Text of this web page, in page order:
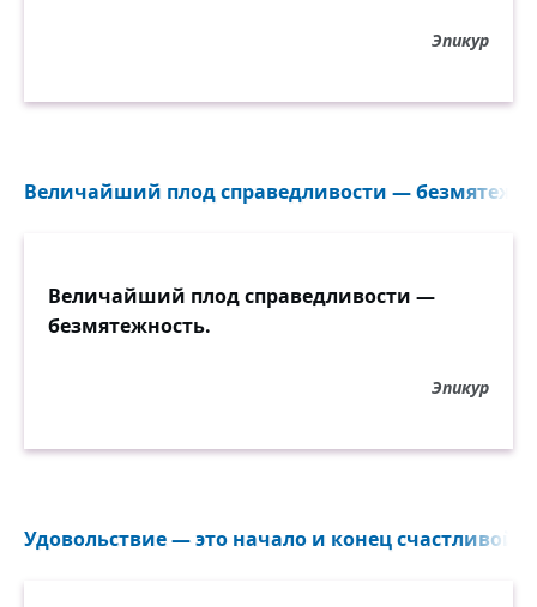
Эпикур
Величайший плод справедливости —
Величайший плод справедливости —
безмятежность.
Эпикур
Удовольствие — это начало и конец счастливой